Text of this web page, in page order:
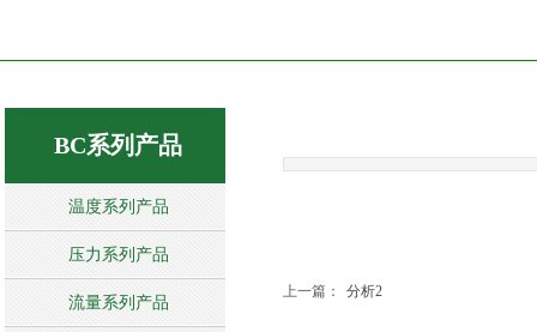
BC系列产品
上一篇： 分析2
温度系列产品
压力系列产品
流量系列产品